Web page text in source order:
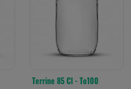
Terrine 85 Cl - To100